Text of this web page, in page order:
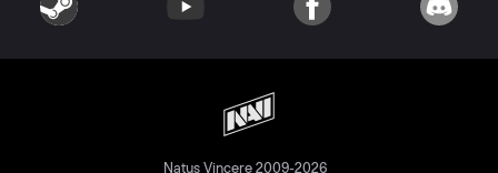
Natus Vincere 2009-2026